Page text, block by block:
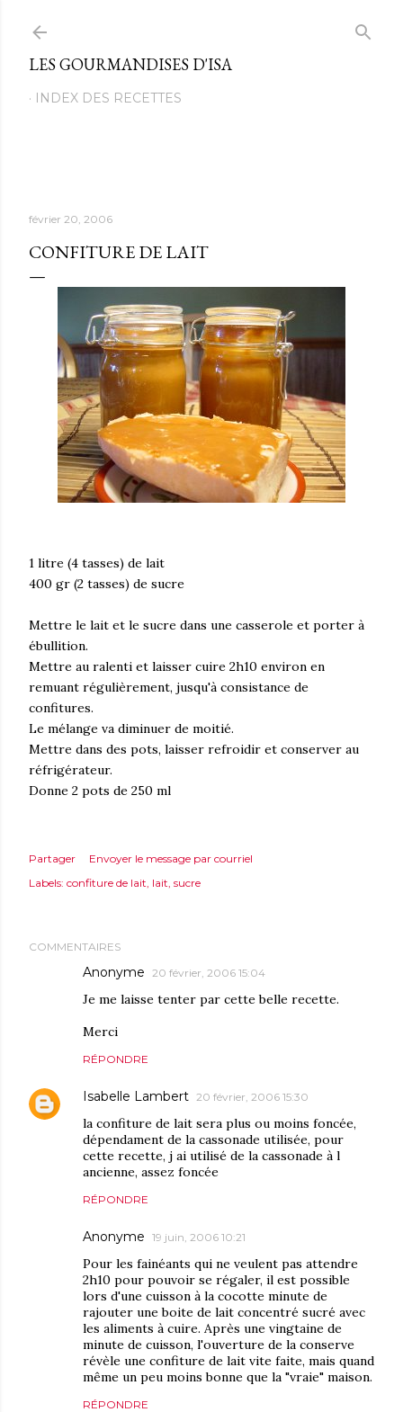
LES GOURMANDISES D'ISA
INDEX DES RECETTES
février 20, 2006
CONFITURE DE LAIT
1 litre (4 tasses) de lait
400 gr (2 tasses) de sucre
Mettre le lait et le sucre dans une casserole et porter à
ébullition.
Mettre au ralenti et laisser cuire 2h10 environ en
remuant régulièrement, jusqu'à consistance de
confitures.
Le mélange va diminuer de moitié.
Mettre dans des pots, laisser refroidir et conserver au
réfrigérateur.
Donne 2 pots de 250 ml
Partager
Envoyer le message par courriel
Labels: confiture de lait lait sucre
COMMENTAIRES
Anonyme 20 février, 2006 15:04
Je me laisse tenter par cette belle recette.
Merci
RÉPONDRE
Isabelle Lambert 20 février, 2006 15:30
la confiture de lait sera plus ou moins foncée,
dépendament de la cassonade utilisée, pour
cette recette, j ai utilisé de la cassonade à l
ancienne, assez foncée
RÉPONDRE
Anonyme 19 juin, 2006 10:21
Pour les fainéants qui ne veulent pas attendre
2h10 pour pouvoir se régaler, il est possible
lors d'une cuisson à la cocotte minute de
rajouter une boite de lait concentré sucré avec
les aliments à cuire. Après une vingtaine de
minute de cuisson, l'ouverture de la conserve
révèle une confiture de lait vite faite, mais quand
même un peu moins bonne que la "vraie" maison.
RÉPONDRE